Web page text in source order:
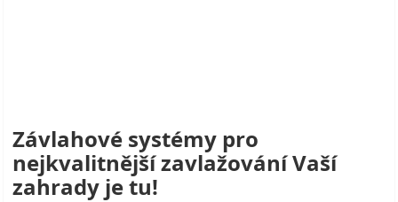
Závlahové systémy pro
nejkvalitnější zavlažování Vaší
zahrady je tu!